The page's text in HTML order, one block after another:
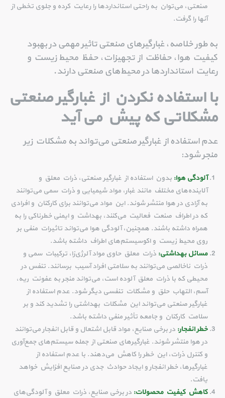
صنعتی، می‌توان به راحتی استانداردها را رعایت کرده و جلوی تخطی از
آنها را گرفت.
به طور خلاصه، غبارگیرهای صنعتی تاثیر مهمی در بهبود
کیفیت هوا، حفاظت از تجهیزات، حفظ محیط زیست و
رعایت استانداردها در محیط‌های صنعتی دارند.
با استفاده نکردن از غبارگیر صنعتی
مشکلاتی که پیش می آید
عدم استفاده از غبارگیر صنعتی می‌تواند به مشکلات زیر
منجر شود:
آلودگی هوا: بدون استفاده از غبارگیر صنعتی، ذرات معلق و
آلاینده‌های مختلف مانند غبار، مواد شیمیایی و ذرات سمی می‌توانند
به آزادی در هوا منتشر شوند. این مواد می‌توانند برای کارکنان و افرادی
که در اطراف صنعت فعالیت می‌کنند، بهداشت و ایمنی خطرناکی را به
همراه داشته باشند. همچنین، آلودگی هوا می‌تواند تاثیرات منفی بر
روی محیط زیست و اکوسیستم‌های اطراف داشته باشد.
مسائل بهداشتی: ذرات معلق حاوی مواد آلرژی‌زا، ترکیبات سمی و
ذرات ناخالصی می‌توانند به سلامتی افراد آسیب برسانند. تنفس در
محیطی که با ذرات معلق آلوده است، می‌تواند منجر به عفونت ریه،
آسم، التهاب حلق و مشکلات تنفسی دیگر شود. عدم استفاده از
غبارگیر صنعتی می‌تواند این مشکلات بهداشتی را تشدید کند و بر
سلامت کارکنان و جامعه تأثیر منفی داشته باشد.
خطر انفجار: در برخی صنایع، مواد قابل اشتعال و قابل انفجار می‌توانند
در هوا منتشر شوند. غبارگیرهای صنعتی از جمله سیستم‌های جمع‌آوری
و کنترل ذرات، این خطر را کاهش می‌دهند. با عدم استفاده از
غبارگیرها، خطر انفجار و ایجاد حوادث جدی در صنایع افزایش خواهد
یافت.
کاهش کیفیت محصولات: در برخی صنایع، ذرات معلق و آلودگی‌های